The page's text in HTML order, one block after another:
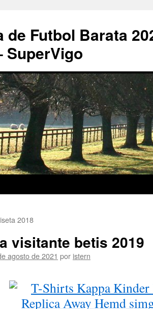
de Futbol Barata
SuperVigo
2018
visitante betis 2019
agosto de 2021 por istern